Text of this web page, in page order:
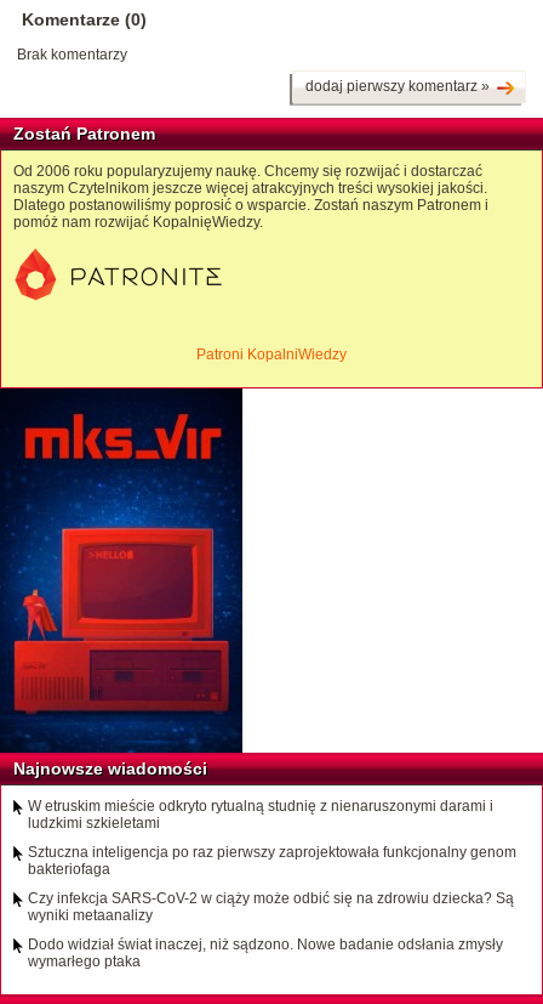
Komentarze (0)
Brak komentarzy
dodaj pierwszy komentarz »
Zostań Patronem
Od 2006 roku popularyzujemy naukę. Chcemy się rozwijać i dostarczać
naszym Czytelnikom jeszcze więcej atrakcyjnych treści wysokiej jakości.
Dlatego postanowiliśmy poprosić o wsparcie. Zostań naszym Patronem i
pomóż nam rozwijać KopalnięWiedzy.
Patroni KopalniWiedzy
Najnowsze wiadomości
W etruskim mieście odkryto rytualną studnię z nienaruszonymi darami i
ludzkimi szkieletami
Sztuczna inteligencja po raz pierwszy zaprojektowała funkcjonalny genom
bakteriofaga
Czy infekcja SARS-CoV-2 w ciąży może odbić się na zdrowiu dziecka? Są
wyniki metaanalizy
Dodo widział świat inaczej, niż sądzono. Nowe badanie odsłania zmysły
wymarłego ptaka